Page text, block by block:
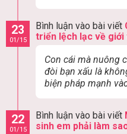
23
01/15
Bình luận vào bài viết
triển lệch lạc về giới
Con cái mà nuông
đòi bạn xấu là
biện pháp mạnh
22
01/15
Bình luận vào bài viết
sinh em phải làm